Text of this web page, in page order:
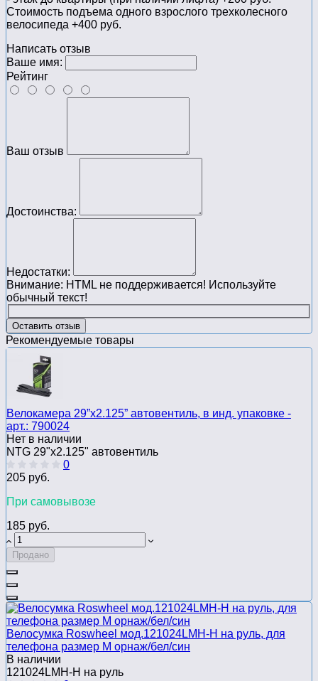
Стоимость подъема одного взрослого трехколесного
велосипеда +400 руб.
Написать отзыв
Ваше имя:
Рейтинг
Ваш отзыв
Достоинства:
Недостатки:
Внимание: HTML не поддерживается! Используйте
обычный текст!
Оставить отзыв
Рекомендуемые товары
Велокамера 29”x2.125” автовентиль, в инд. упаковке -
арт.: 790024
Нет в наличии
NTG 29"x2.125" автовентиль
0
205 руб.
При самовывозе
185 руб.
Продано
Велосумка Roswheel мод.121024LMH-H на руль, для
телефона размер M орнаж/бел/син
В наличии
121024LMH-H на руль